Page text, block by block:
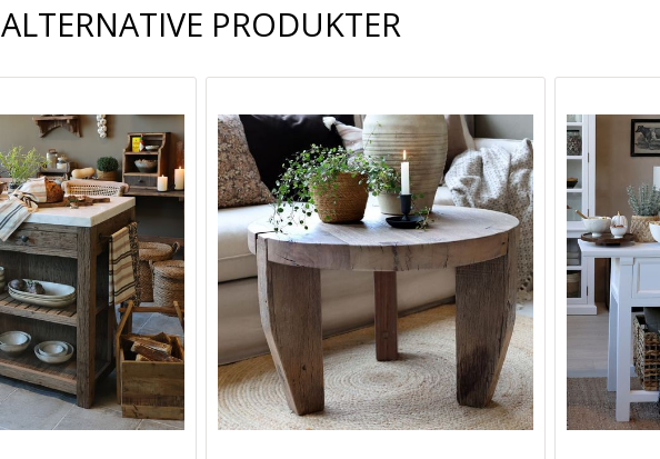
ALTERNATIVE PRODUKTER